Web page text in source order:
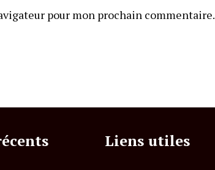
pour mon prochain commentaire.
Liens utiles